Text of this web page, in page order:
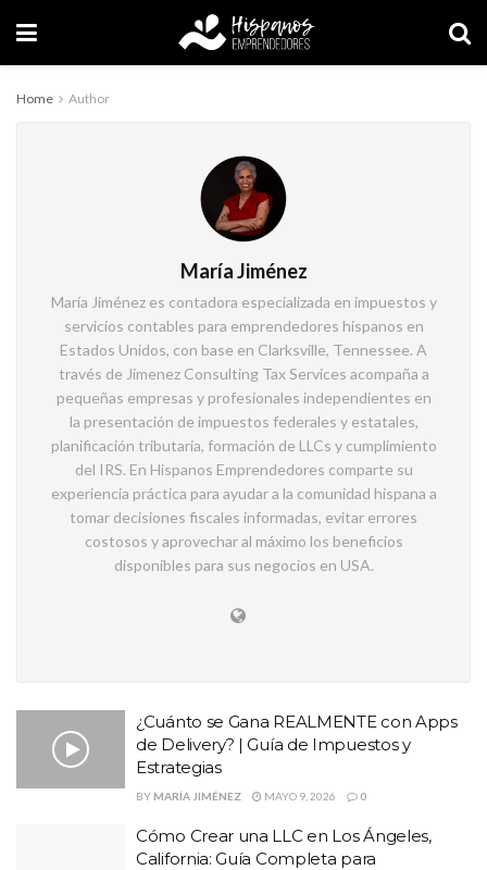
Home Author
María Jiménez
María Jiménez es contadora especializada en impuestos y
servicios contables para emprendedores hispanos en
Estados Unidos, con base en Clarksville, Tennessee. A
través de Jimenez Consulting Tax Services acompaña a
pequeñas empresas y profesionales independientes en
la presentación de impuestos federales y estatales,
planificación tributaria, formación de LLCs y cumplimiento
del IRS. En Hispanos Emprendedores comparte su
experiencia práctica para ayudar a la comunidad hispana a
tomar decisiones fiscales informadas, evitar errores
costosos y aprovechar al máximo los beneficios
disponibles para sus negocios en USA.
¿Cuánto se Gana REALMENTE con Apps
de Delivery? | Guía de Impuestos y
Estrategias
BY MARÍA JIMÉNEZ MAYO 9, 2026 0
Cómo Crear una LLC en Los Ángeles,
California: Guía Completa para